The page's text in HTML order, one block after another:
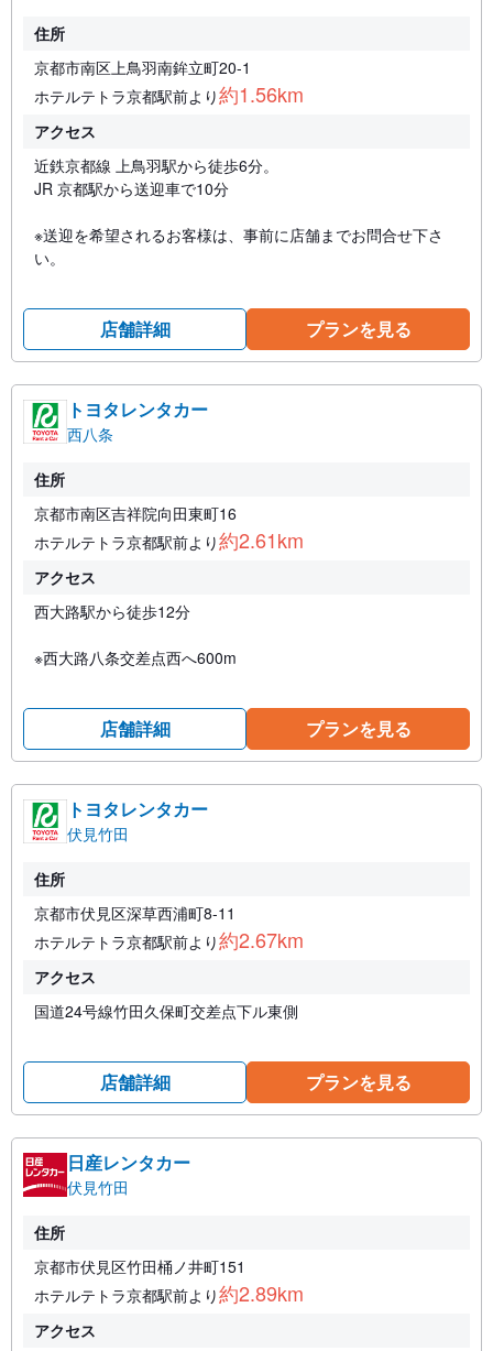
住所
京都市南区上鳥羽南鉾立町20-1
ホテルテトラ京都駅前より約1.56km
アクセス
近鉄京都線 上鳥羽駅から徒歩6分。
JR 京都駅から送迎車で10分
※送迎を希望されるお客様は、事前に店舗までお問合せ下さ
い。
店舗詳細 プランを見る
トヨタレンタカー
西八条
住所
京都市南区吉祥院向田東町16
ホテルテトラ京都駅前より約2.61km
アクセス
西大路駅から徒歩12分
※西大路八条交差点西へ600m
店舗詳細 プランを見る
トヨタレンタカー
伏見竹田
住所
京都市伏見区深草西浦町8-11
ホテルテトラ京都駅前より約2.67km
アクセス
国道24号線竹田久保町交差点下ル東側
店舗詳細 プランを見る
日産レンタカー
伏見竹田
住所
京都市伏見区竹田桶ノ井町151
ホテルテトラ京都駅前より約2.89km
アクセス